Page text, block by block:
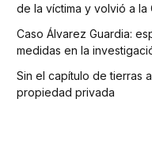
de la víctima y volvió a la
Caso Álvarez Guardia:
medidas en la
Sin el capítulo de tierras
propiedad privada